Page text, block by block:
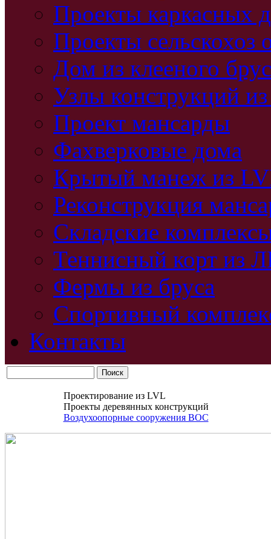
Проекты каркасных
Проекты сельскохоз
Дом из клееного
Узлы конструкций
Проект мансарды
Фахверковые дома
Крытый манеж из
Реконструкция
Складские
Теннисный корт из
Фермы из бруса
Спортивный
Контакты
Проектирование из LVL
Проекты деревянных конструкций
Воздухоопорные сооружения ВОС